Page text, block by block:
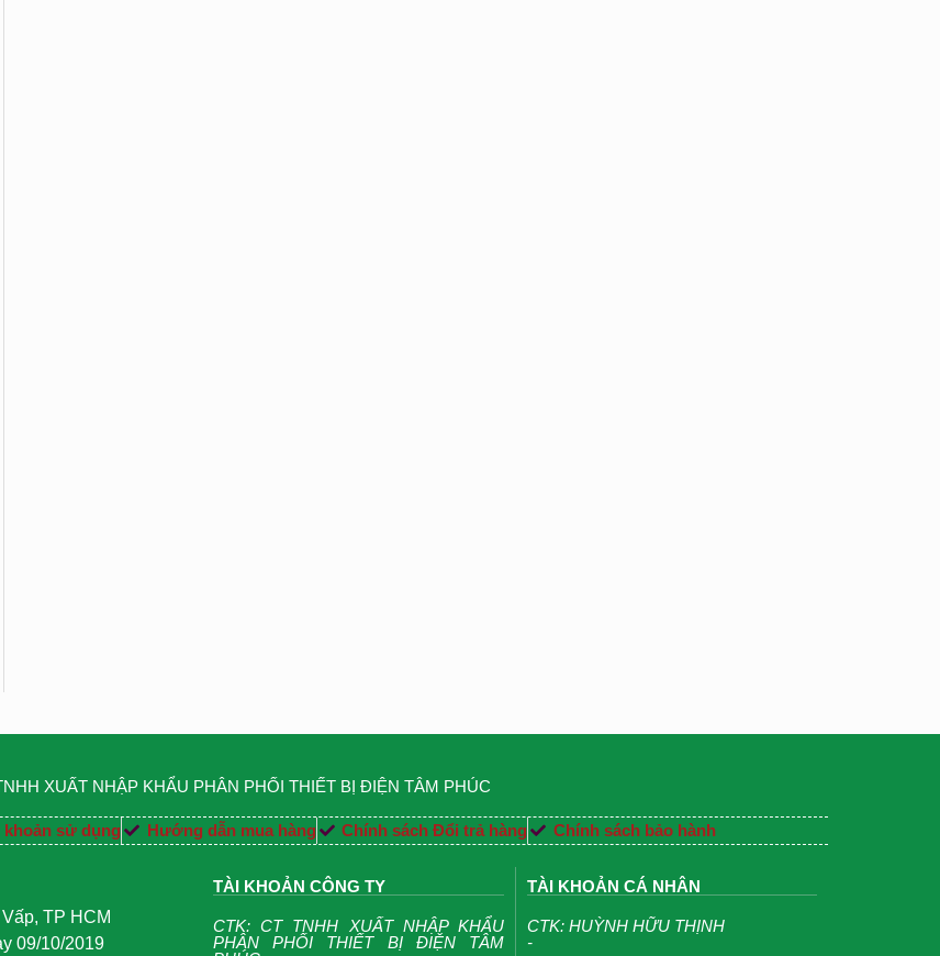
XUẤT NHẬP KHẨU PHÂN PHỐI THIẾT BỊ ĐIỆN TÂM PHÚC
sử dụng Hướng dẫn mua hàng Chính sách Đổi trả hàng Chính sách bảo hành
TP HCM
09/10/2019
TÀI KHOẢN CÔNG TY
CTK: CT TNHH XUẤT NHẬP KHẨU
PHÂN PHỐI THIẾT BỊ ĐIỆN TÂM
TÀI KHOẢN CÁ NHÂN
CTK: HUỲNH HỮU THỊNH
-